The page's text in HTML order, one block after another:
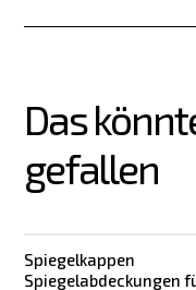
Das
gefallen
Spiegelkappen
Spiegelabdeckungen